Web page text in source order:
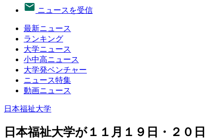
ニュースを受信
最新ニュース
ランキング
大学ニュース
小中高ニュース
大学発ベンチャー
ニュース特集
動画ニュース
日本福祉大学
日本福祉大学が１１月１９日・２０日